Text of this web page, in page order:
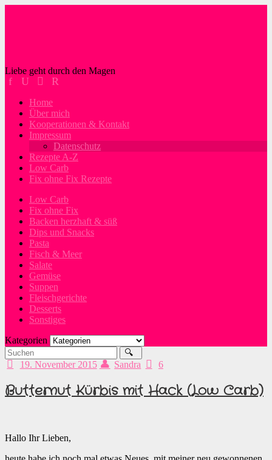
Liebe geht durch den Magen
Home
Über mich
Kooperationen & Kontakt
Impressum
Datenschutz
Rezepte A-Z
Low Carb
Fix ohne Fix Rezepte
Low Carb
Fix ohne Fix
Backen herzhaft & süß
Dips und Snacks
Pasta
Fisch & Meer
Salate
Gemüse
Suppen
Fleischgerichte
Desserts
Sonstiges
Kategorien
19. November 2015 Sandra 6
Butternut Kürbis mit Hack (Low Carb)
Hallo Ihr Lieben,